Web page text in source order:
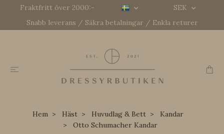
Fraktfritt över 2000:-
SEK
Snabb leverans / Säkra betalningar / Enkla returer
Hem Häst Huvudlag & Bett
Kandar
Otto Schumacher Kandar